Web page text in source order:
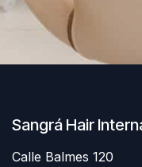
Sangrá Hair
Calle Balmes 120